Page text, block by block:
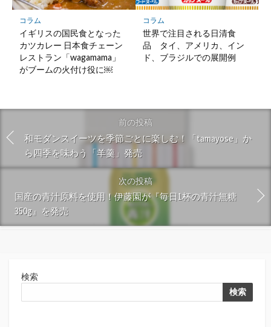
コラム
イギリスの国民食となった
カツカレー 日本食チェーン
レストラン「wagamama」
がブームの火付け役に￼
コラム
世界で注目される日清食
品 タイ、アメリカ、イン
ド、ブラジルでの展開例
前の投稿
和モダンスイーツを季節ごとに楽しむ！「tamayose」か
ら四季を味わう「羊羹」発売
次の投稿
国産の青汁原料を使用！伊藤園が『毎日1杯の青汁無糖
350g』を発売
検索
検索